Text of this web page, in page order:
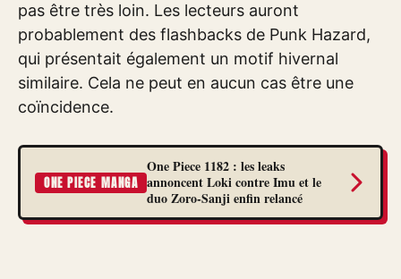
pas être très loin. Les lecteurs auront
probablement des flashbacks de Punk Hazard,
qui présentait également un motif hivernal
similaire. Cela ne peut en aucun cas être une
coïncidence.
ONE PIECE MANGA
One Piece 1182 : les leaks
annoncent Loki contre Imu et le
duo Zoro-Sanji enfin relancé